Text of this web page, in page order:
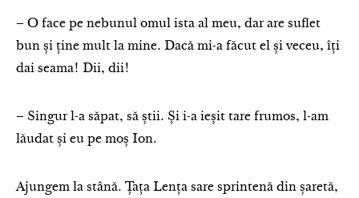
– O face pe nebunul omul ista al meu, dar are suflet
bun și ține mult la mine. Dacă mi-a făcut el și veceu, îți
dai seama! Dii, dii!
– Singur l-a săpat, să știi. Și i-a ieșit tare frumos, l-am
lăudat și eu pe moș Ion.
Ajungem la stână. Țața Lența sare sprintenă din șaretă,